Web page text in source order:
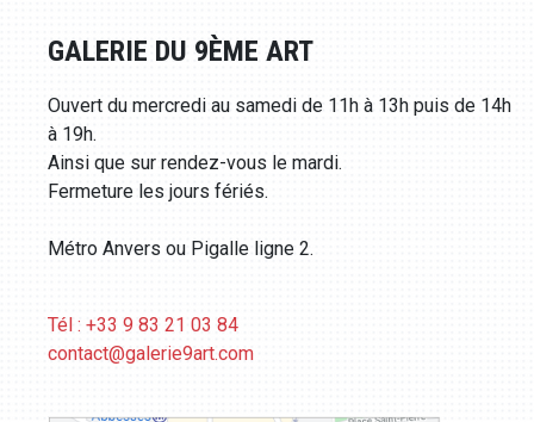
GALERIE DU 9ÈME ART
Ouvert du mercredi au samedi de 11h à 13h puis de 14h
à 19h.
Ainsi que sur rendez-vous le mardi.
Fermeture les jours fériés.
Métro Anvers ou Pigalle ligne 2.
Tél : +33 9 83 21 03 84
contact@galerie9art.com